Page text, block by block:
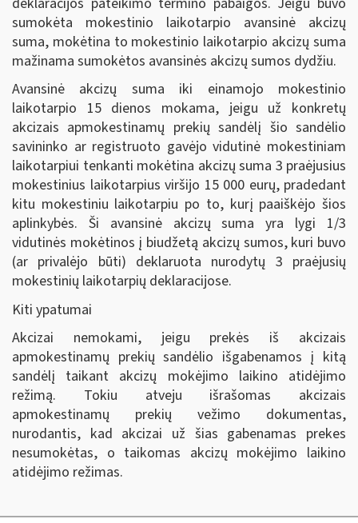
sumokėta mokestinio laikotarpio avansinė akcizų
suma, mokėtina to mokestinio laikotarpio akcizų suma
mažinama sumokėtos avansinės akcizų sumos dydžiu.
Avansinė akcizų suma iki einamojo mokestinio
laikotarpio 15 dienos mokama, jeigu už konkretų
akcizais apmokestinamų prekių sandėlį šio sandėlio
savininko ar registruoto gavėjo vidutinė mokestiniam
laikotarpiui tenkanti mokėtina akcizų suma 3 praėjusius
mokestinius laikotarpius viršijo 15 000 eurų, pradedant
kitu mokestiniu laikotarpiu po to, kurį paaiškėjo šios
aplinkybės. Ši avansinė akcizų suma yra lygi 1/3
vidutinės mokėtinos į biudžetą akcizų sumos, kuri buvo
(ar privalėjo būti) deklaruota nurodytų 3 praėjusių
mokestinių laikotarpių deklaracijose.
Kiti ypatumai
Akcizai nemokami, jeigu prekės iš akcizais
apmokestinamų prekių sandėlio išgabenamos į kitą
sandėlį taikant akcizų mokėjimo laikino atidėjimo
režimą. Tokiu atveju išrašomas akcizais
apmokestinamų prekių vežimo dokumentas,
nurodantis, kad akcizai už šias gabenamas prekes
nesumokėtas, o taikomas akcizų mokėjimo laikino
atidėjimo režimas.